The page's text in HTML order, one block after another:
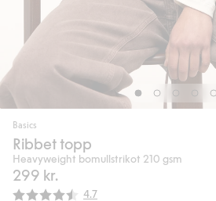
Basics
Ribbet topp
Heavyweight bomullstrikot 210 gsm
299 kr.
Gjennomsnittskarakter:
4.7